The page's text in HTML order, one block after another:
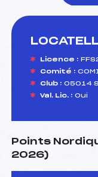
Licence :
Comité :
Club : 05014
Val. Lic. : Oui
Points
2026)